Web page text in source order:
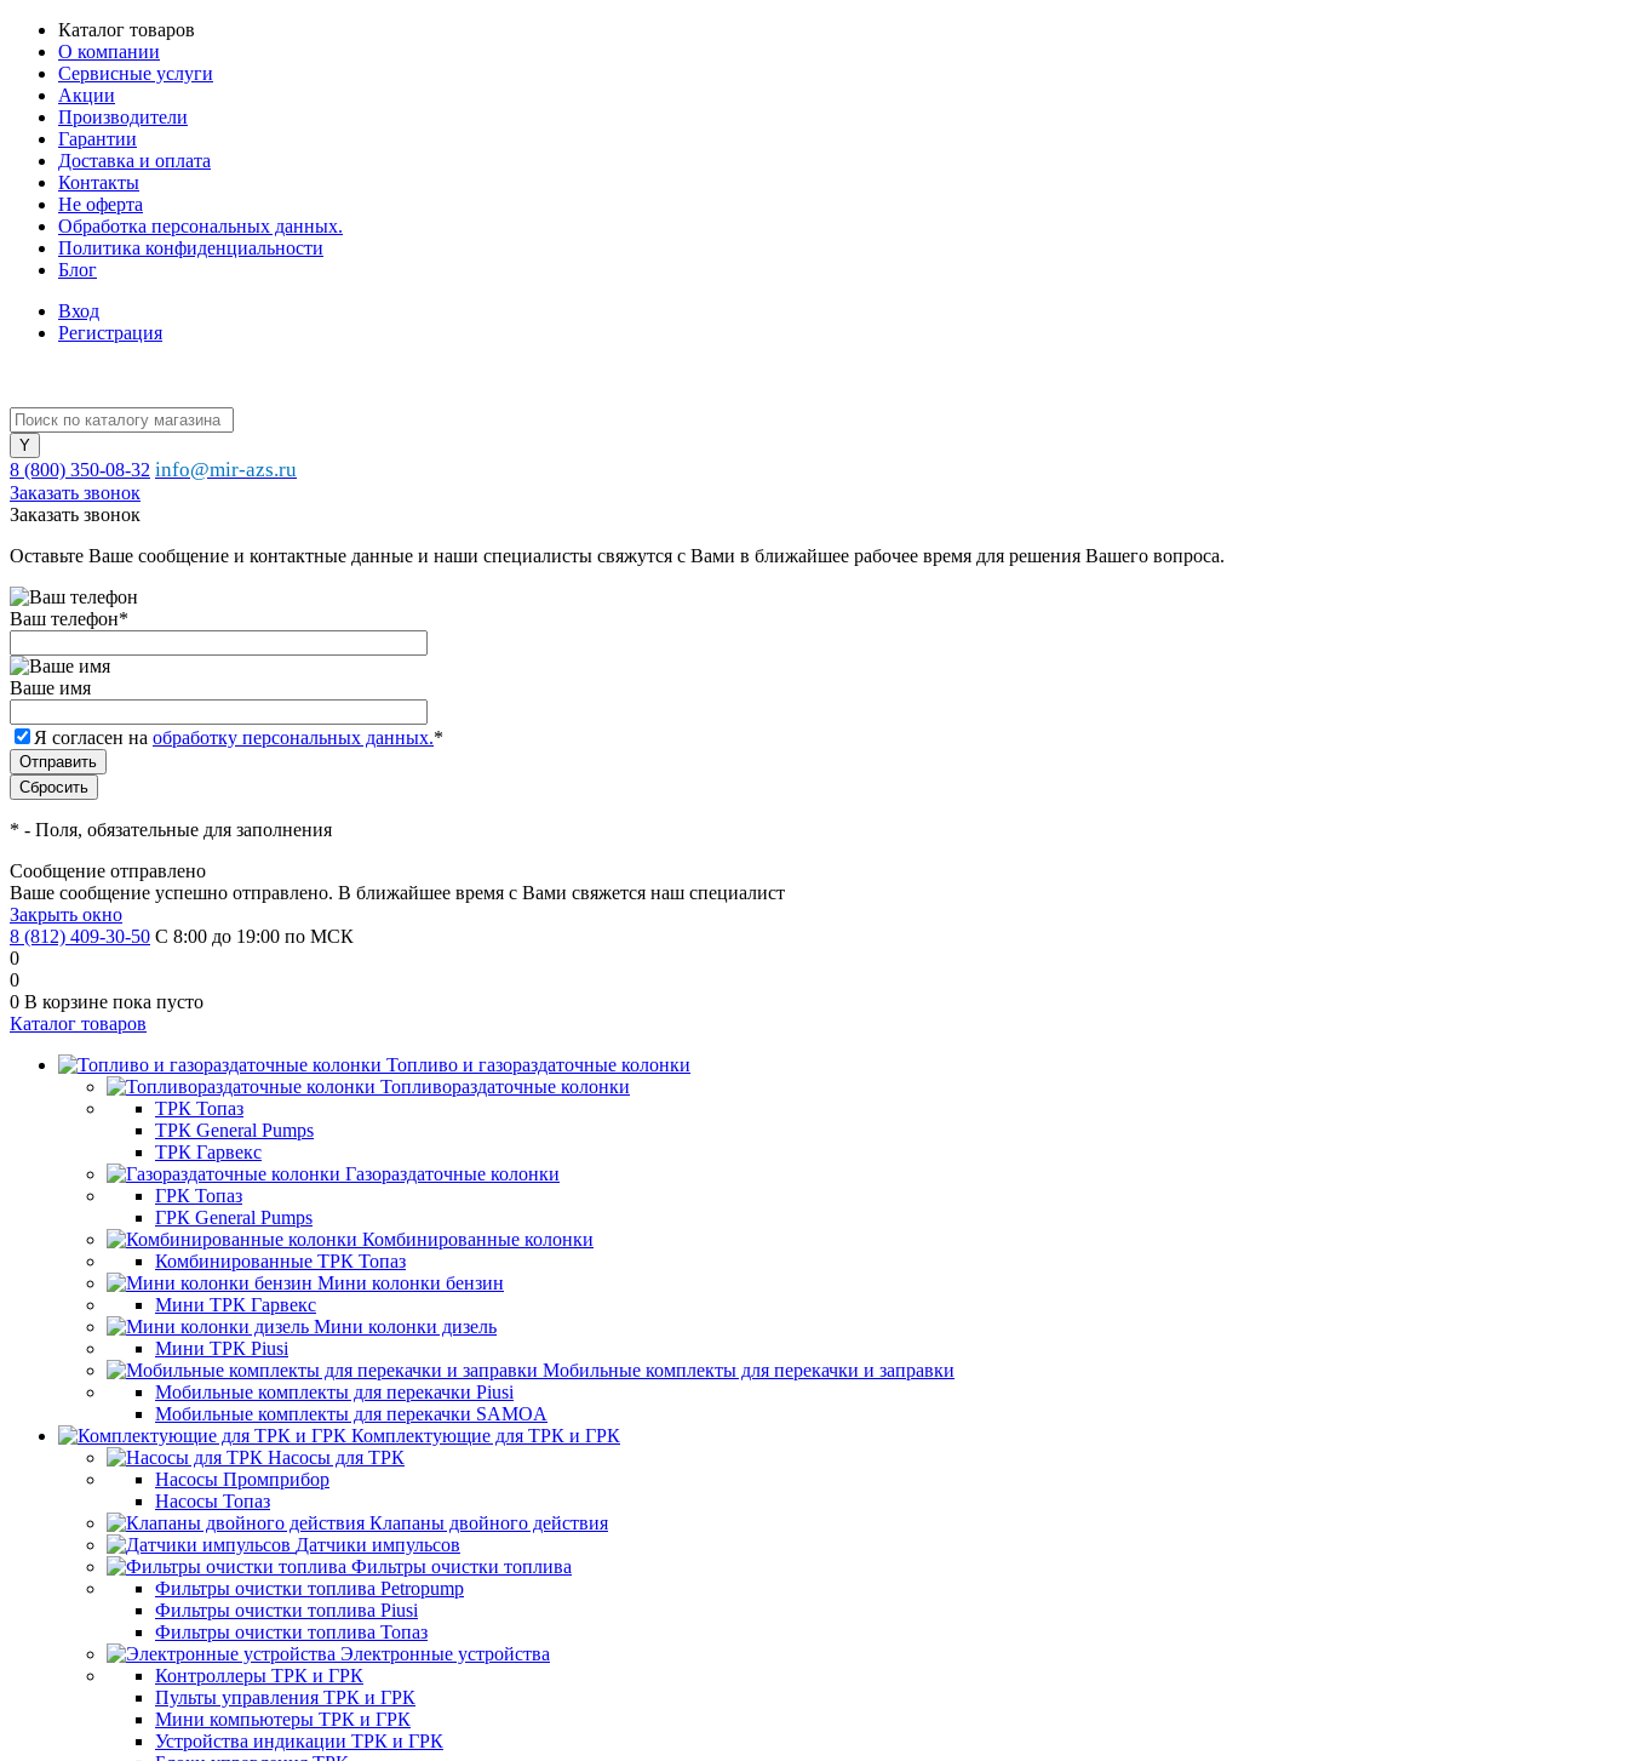
Каталог товаров
О компании
Сервисные услуги
Акции
Производители
Гарантии
Доставка и оплата
Контакты
Не оферта
Обработка персональных данных.
Политика конфиденциальности
Блог
Вход
Регистрация
8 (800) 350-08-32 info@mir-azs.ru
Заказать звонок
Заказать звонок
Оставьте Ваше сообщение и контактные данные и наши специалисты свяжутся с Вами в ближайшее рабочее время для решения Вашего вопроса.
Ваш телефон*
Ваше имя
Я согласен на обработку персональных данных.*
* - Поля, обязательные для заполнения
Сообщение отправлено
Ваше сообщение успешно отправлено. В ближайшее время с Вами свяжется наш специалист
Закрыть окно
8 (812) 409-30-50 С 8:00 до 19:00 по МСК
0
0
0 В корзине пока пусто
Каталог товаров
Топливо и газораздаточные колонки
Топливораздаточные колонки
ТРК Топаз
ТРК General Pumps
ТРК Гарвекс
Газораздаточные колонки
ГРК Топаз
ГРК General Pumps
Комбинированные колонки
Комбинированные ТРК Топаз
Мини колонки бензин
Мини ТРК Гарвекс
Мини колонки дизель
Мини ТРК Piusi
Мобильные комплекты для перекачки и заправки
Мобильные комплекты для перекачки Piusi
Мобильные комплекты для перекачки SAMOA
Комплектующие для ТРК и ГРК
Насосы для ТРК
Насосы Промприбор
Насосы Топаз
Клапаны двойного действия
Датчики импульсов
Фильтры очистки топлива
Фильтры очистки топлива Petropump
Фильтры очистки топлива Piusi
Фильтры очистки топлива Топаз
Электронные устройства
Контроллеры ТРК и ГРК
Пульты управления ТРК и ГРК
Мини компьютеры ТРК и ГРК
Устройства индикации ТРК и ГРК